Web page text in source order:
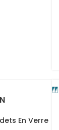
En Verre